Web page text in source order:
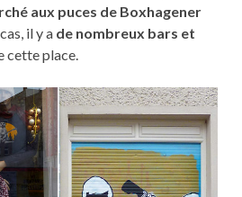
aux puces de Boxhagener
il y a de nombreux bars et
cette place.